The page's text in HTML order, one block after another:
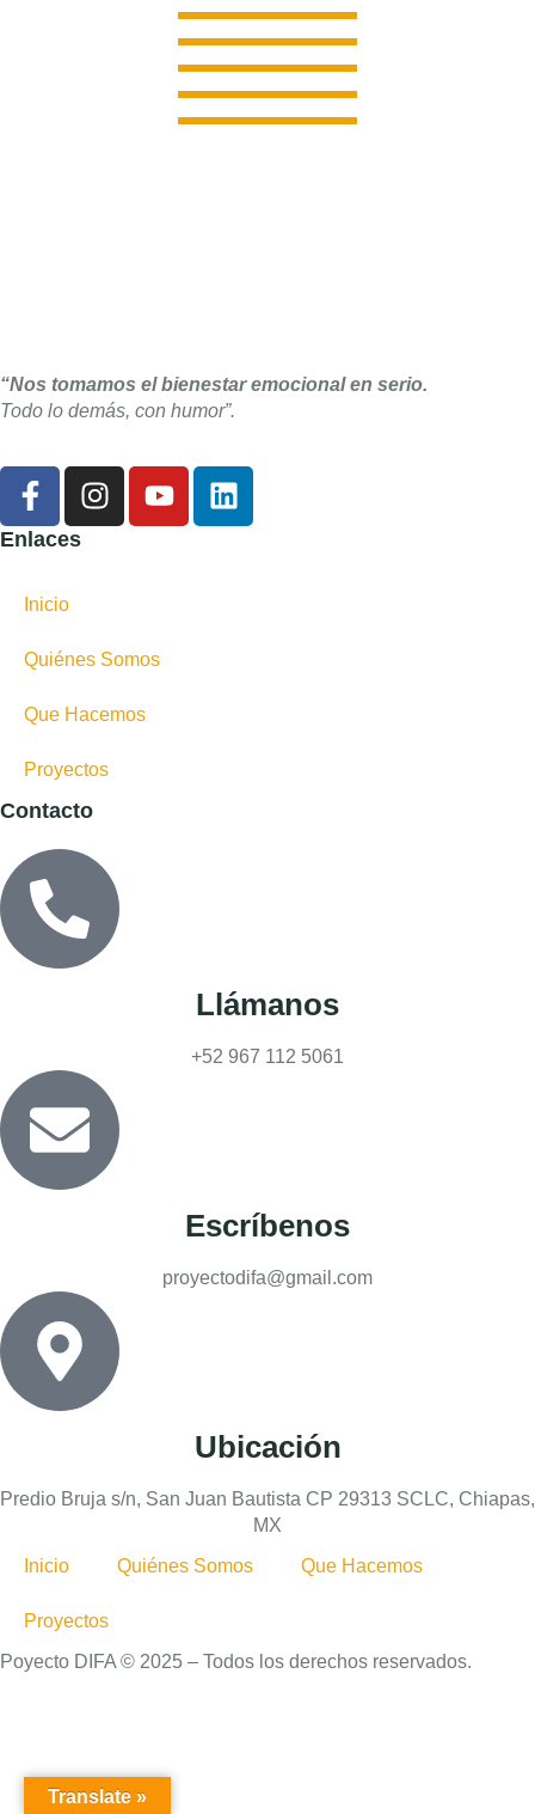
“Nos tomamos el bienestar emocional en serio.
Todo lo demás, con humor”.
Enlaces
Inicio
Quiénes Somos
Que Hacemos
Proyectos
Contacto
Llámanos
+52 967 112 5061
Escríbenos
proyectodifa@gmail.com
Ubicación
Predio Bruja s/n, San Juan Bautista CP 29313 SCLC, Chiapas,
MX
Inicio
Quiénes Somos Que Hacemos
Proyectos
Poyecto DIFA © 2025 – Todos los derechos reservados.
Translate »